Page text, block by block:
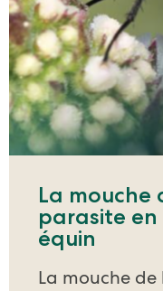
La mouche
parasite
équin
La mouche